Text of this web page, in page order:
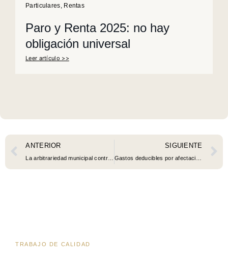
Particulares, Rentas
Paro y Renta 2025: no hay
obligación universal
Leer artículo >>
ANTERIOR
La arbitrariedad municipal contra las VUT empieza a caer en los tribunales
SIGUIENTE
TRABAJO DE CALIDAD